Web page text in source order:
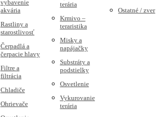
vybavenie
akvária
Rastliny a
starostlivosť
Čerpadlá a
čerpacie hlavy
Filtre a
filtrácia
Chladiče
Ohrievače
terária
Krmivo –
teraristika
Misky a
napájačky
Substráty a
podstielky
Osvetlenie
Vykurovanie
terária
Ostatné / zver